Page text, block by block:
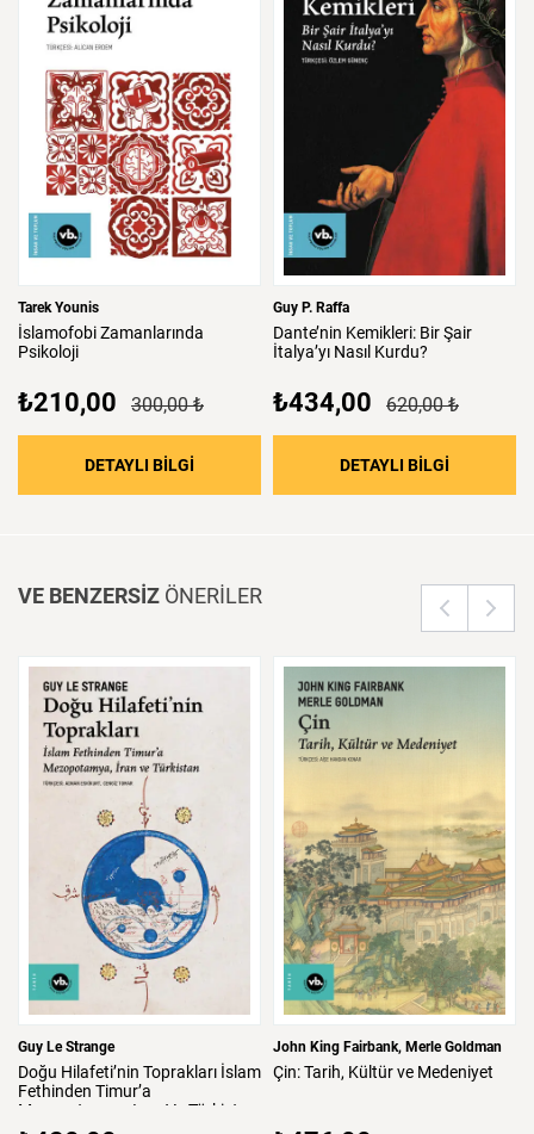
Tarek Younis
İslamofobiZamanlarında
Psikoloji
₺210,00 300,00 ₺
DETAYLI BİLGİ : İslamofobi Zamanlarında Psikoloji
Guy P. Raffa
Dante’nin Kemikleri: BirŞair
İtalya’yı Nasıl Kurdu?
₺434,00 620,00 ₺
DETAYLI BİLGİ
VE BENZERSİZ ÖNERİLER
Guy Le Strange
Doğu Hilafeti’nin Toprakları İslam
Fethinden Timur’a
Mezopotamya,
Iran Ve Türkistan
John King Fairbank Merle Goldman
Çin:Tarih, Kültürve Medeniyet